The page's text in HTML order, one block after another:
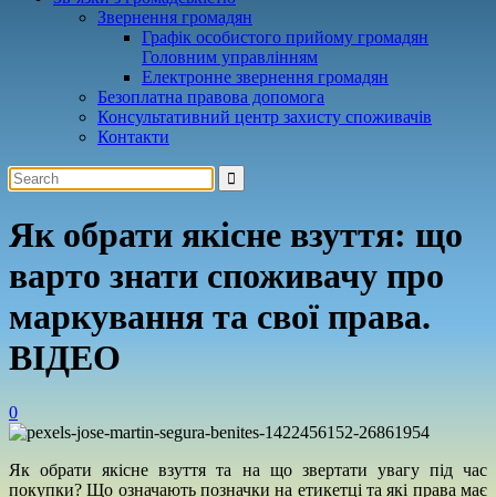
Звернення громадян
Графік особистого прийому громадян
Головним управлінням
Електронне звернення громадян
Безоплатна правова допомога
Консультативний центр захисту споживачів
Контакти
Як обрати якісне взуття: що
варто знати споживачу про
маркування та свої права.
ВІДЕО
0
Як обрати якісне взуття та на що звертати увагу під час
покупки? Що означають позначки на етикетці та які права має